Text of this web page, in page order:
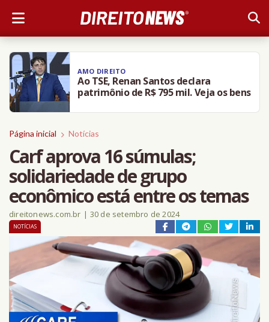
AMO DIREITO
Ao TSE, Renan Santos declara
patrimônio de R$ 795 mil. Veja os bens
Página inicial Notícias
Carf aprova 16 súmulas;
solidariedade de grupo
econômico está entre os temas
direitonews.com.br | 30 de setembro de 2024
NOTÍCIAS